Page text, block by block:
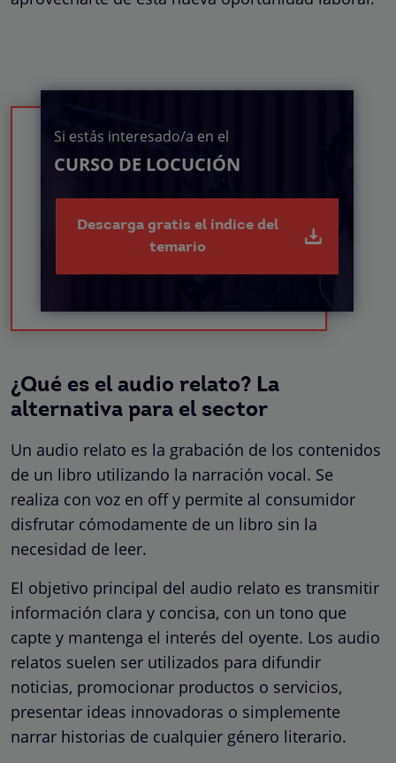
Si estás interesado/a en el
CURSO DE LOCUCIÓN
Descarga gratis el índice del
temario
¿Qué es el audio relato? La
alternativa para el sector
Un audio relato es la grabación de los contenidos
de un libro utilizando la narración vocal. Se
realiza con voz en off y permite al consumidor
disfrutar cómodamente de un libro sin la
necesidad de leer.
El objetivo principal del audio relato es transmitir
información clara y concisa, con un tono que
capte y mantenga el interés del oyente. Los audio
relatos suelen ser utilizados para difundir
noticias, promocionar productos o servicios,
presentar ideas innovadoras o simplemente
narrar historias de cualquier género literario.